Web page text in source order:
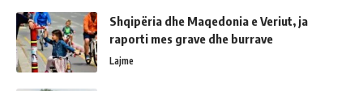
Shqipëria dhe Maqedonia e Veriut, ja
raporti mes grave dhe burrave
Lajme